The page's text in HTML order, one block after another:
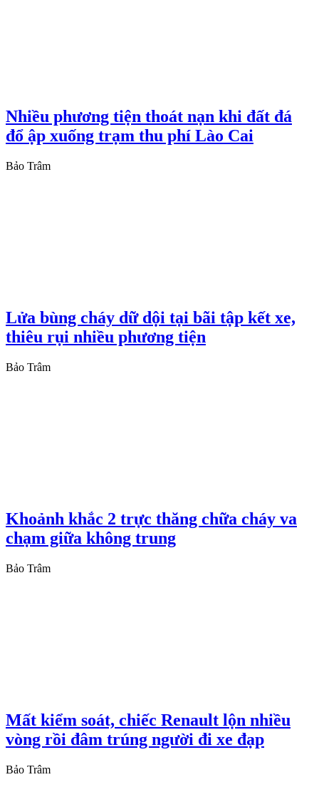
Nhiều phương tiện thoát nạn khi đất đá
đổ ập xuống trạm thu phí Lào Cai
Bảo Trâm
Lửa bùng cháy dữ dội tại bãi tập kết xe,
thiêu rụi nhiều phương tiện
Bảo Trâm
Khoảnh khắc 2 trực thăng chữa cháy va
chạm giữa không trung
Bảo Trâm
Mất kiểm soát, chiếc Renault lộn nhiều
vòng rồi đâm trúng người đi xe đạp
Bảo Trâm